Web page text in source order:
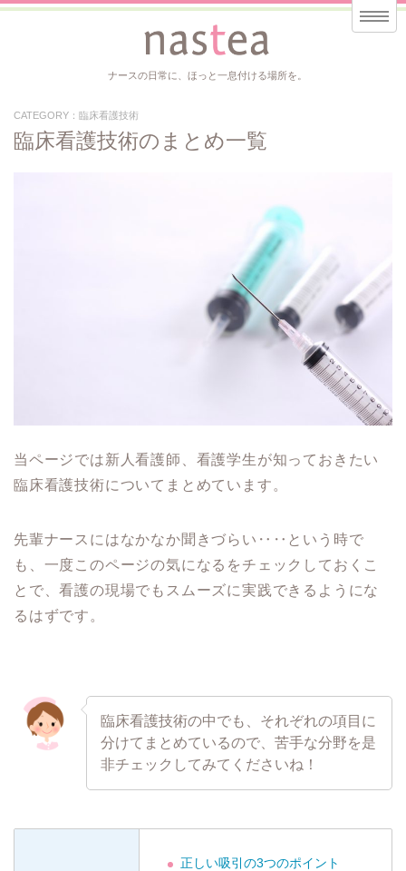
ナースの日常に、ほっと一息付ける場所を。
CATEGORY：臨床看護技術
臨床看護技術のまとめ一覧
当ページでは新人看護師、看護学生が知っておきたい
臨床看護技術についてまとめています。
先輩ナースにはなかなか聞きづらい‥‥という時で
も、一度このページの気になるをチェックしておくこ
とで、看護の現場でもスムーズに実践できるようにな
るはずです。
臨床看護技術の中でも、それぞれの項目に
分けてまとめているので、苦手な分野を是
非チェックしてみてくださいね！
正しい吸引の3つのポイント